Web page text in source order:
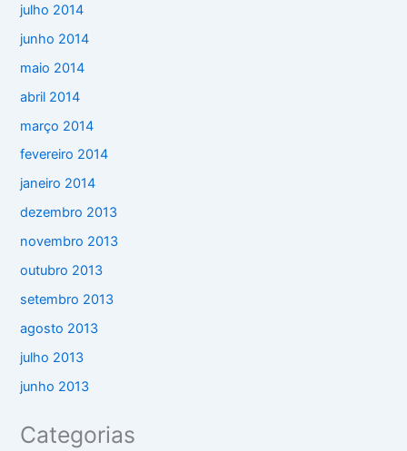
julho 2014
junho 2014
maio 2014
abril 2014
março 2014
fevereiro 2014
janeiro 2014
dezembro 2013
novembro 2013
outubro 2013
setembro 2013
agosto 2013
julho 2013
junho 2013
Categorias